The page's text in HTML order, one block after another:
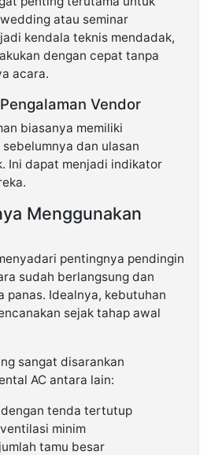
atau seminar
kendala teknis mendadak,
dengan cepat tanpa
acara.
Vendor
biasanya memiliki
dan ulasan
Ini dapat menjadi indikator
Menggunakan
pentingnya pendingin
sudah berlangsung dan
panas. Idealnya, kebutuhan
sejak tahap awal
sangat disarankan
AC antara lain:
tenda tertutup
minim
tamu besar